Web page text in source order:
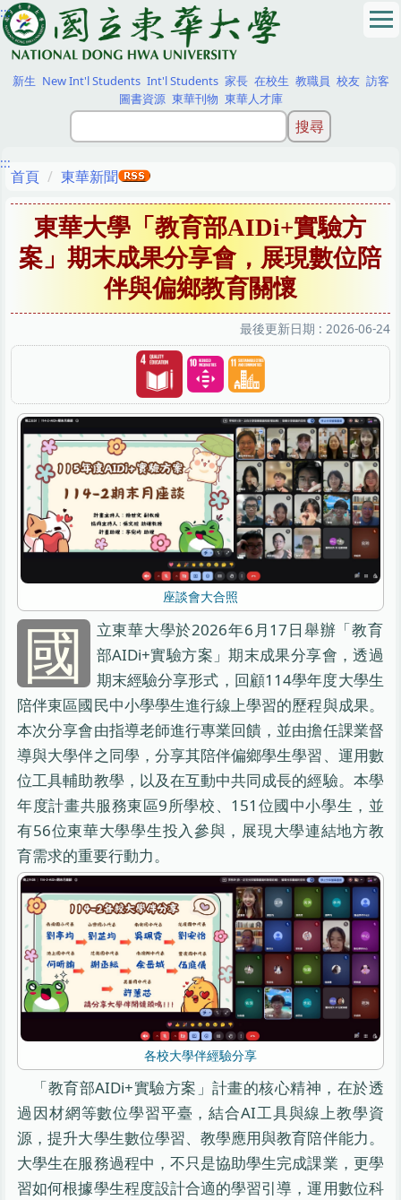
跳
到
主
要
內
:::
新生 New Int'l Students Int'l Students 家長 在校生 教職員 校友 訪客
圖書資源 東華刊物 東華人才庫
:::
首頁 東華新聞
東華大學「教育部AIDi+實驗方
案」期末成果分享會，展現數位陪
伴與偏鄉教育關懷
最後更新日期 : 2026-06-24
座談會大合照
國
立東華大學於2026年6月17日舉辦「教育
部AIDi+實驗方案」期末成果分享會，透過
期末經驗分享形式，回顧114學年度大學生
陪伴東區國民中小學學生進行線上學習的歷程與成果。
本次分享會由指導老師進行專業回饋，並由擔任課業督
導與大學伴之同學，分享其陪伴偏鄉學生學習、運用數
位工具輔助教學，以及在互動中共同成長的經驗。本學
年度計畫共服務東區9所學校、151位國中小學生，並
有56位東華大學學生投入參與，展現大學連結地方教
育需求的重要行動力。
各校大學伴經驗分享
「教育部AIDi+實驗方案」計畫的核心精神，在於透
過因材網等數位學習平臺，結合AI工具與線上教學資
源，提升大學生數位學習、教學應用與教育陪伴能力。
大學生在服務過程中，不只是協助學生完成課業，更學
習如何根據學生程度設計合適的學習引導，運用數位科